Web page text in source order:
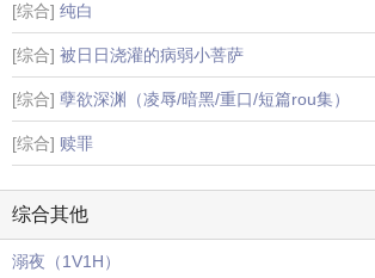
[综合] 纯白
[综合] 被日日浇灌的病弱小菩萨
[综合] 孽欲深渊（凌辱/暗黑/重口/短篇rou集）
[综合] 赎罪
综合其他
溺夜（1V1H）